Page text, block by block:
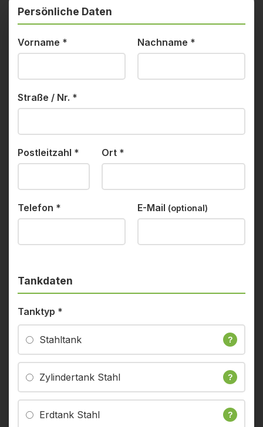
Persönliche Daten
Vorname * Nachname *
Straße / Nr. *
Postleitzahl * Ort *
Telefon * E-Mail (optional)
Tankdaten
Tanktyp *
Stahltank ?
Zylindertank Stahl ?
Erdtank Stahl ?